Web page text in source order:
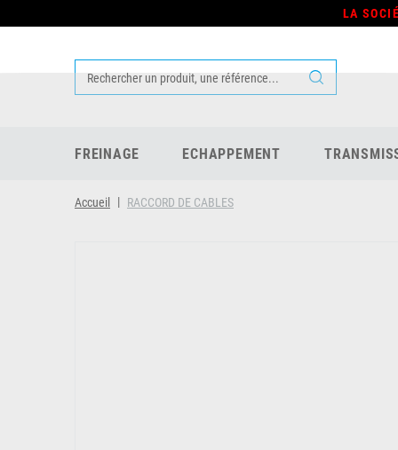
LA
FREINAGE ECHAPPEMENT
Accueil RACCORD DE CABLES